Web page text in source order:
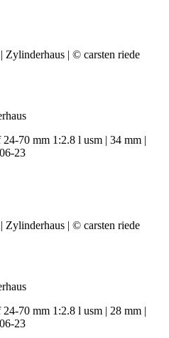
70 mm 1:2.8 l usm | 34 mm |
23
70 mm 1:2.8 l usm | 28 mm |
23